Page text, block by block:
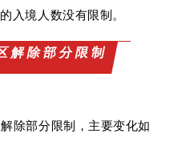
入境人数没有限制。
解除部分限制
除部分限制，主要变化如